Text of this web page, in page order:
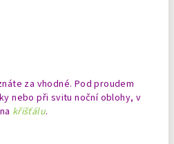
za vhodné. Pod proudem
nebo při svitu noční oblohy, v
křišťálu.